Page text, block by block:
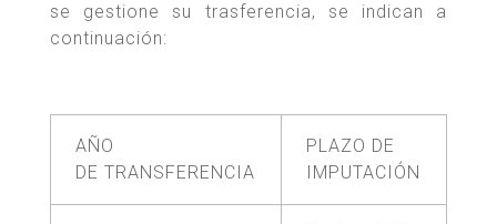
se gestione su trasferencia, se indican a
continuación:
AÑO
DE TRANSFERENCIA
PLAZO DE
IMPUTACIÓN